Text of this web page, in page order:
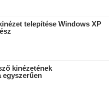
telepítése Windows XP
kinézetének
egyszerűen